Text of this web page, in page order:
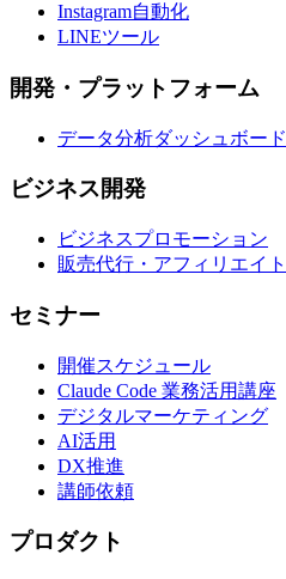
Instagram自動化
LINEツール
開発・プラットフォーム
データ分析ダッシュボード
ビジネス開発
ビジネスプロモーション
販売代行・アフィリエイト
セミナー
開催スケジュール
Claude Code 業務活用講座
デジタルマーケティング
AI活用
DX推進
講師依頼
プロダクト